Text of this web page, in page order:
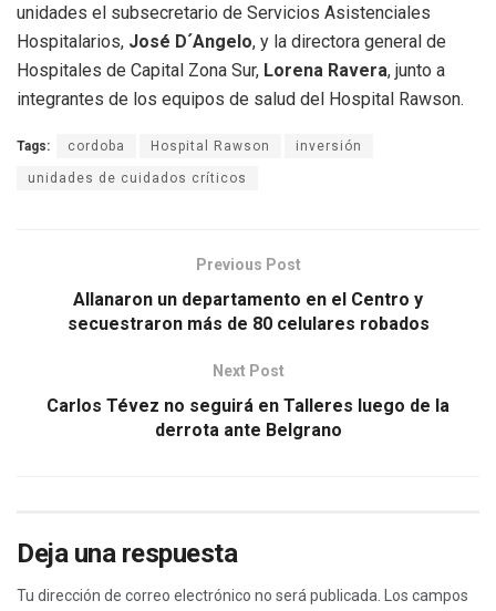
unidades el subsecretario de Servicios Asistenciales
Hospitalarios, José D´Angelo, y la directora general de
Hospitales de Capital Zona Sur, Lorena Ravera, junto a
integrantes de los equipos de salud del Hospital Rawson.
Tags: cordoba Hospital Rawson inversión
unidades de cuidados críticos
Previous Post
Allanaron un departamento en el Centro y
secuestraron más de 80 celulares robados
Next Post
Carlos Tévez no seguirá en Talleres luego de la
derrota ante Belgrano
Deja una respuesta
Tu dirección de correo electrónico no será publicada.
Los campos